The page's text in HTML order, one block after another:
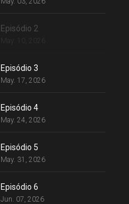
Episódio 2
Episódio 3
May. 17, 2026
Episódio 4
May. 24, 2026
Episódio 5
May. 31, 2026
Episódio 6
Jun. 07, 2026